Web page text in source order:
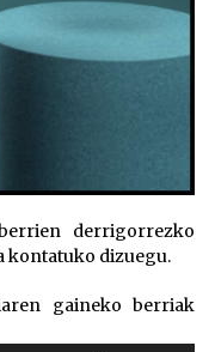
derrigorrezko
kontatuko dizuegu.
gaineko berriak